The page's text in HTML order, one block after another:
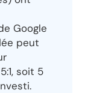
Google
peut
soit 5